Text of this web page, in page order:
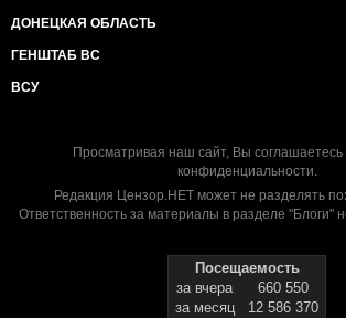
ДОНЕЦКАЯ ОБЛАСТЬ
ГЕНШТАБ ВС
ВСУ
Просматривая наш сайт, Вы соглашаетесь
конфиденциальности.
Редакция Цензор.НЕТ может не разделять
Ответственность за материалы в разделе "Блоги"
Посещаемость
за вчера
660 550
за месяц
12 586 370